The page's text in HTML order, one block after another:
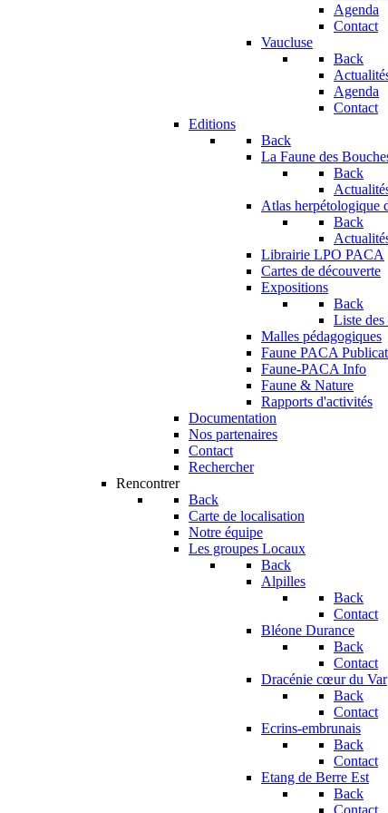
Agenda
Contact
Vaucluse
Back
Agenda
Contact
Editions
Back
La Faune des
Back
Atlas herpétologique
Back
Librairie LPO PACA
Cartes de découverte
Expositions
Back
Liste
Malles pédagogiques
Faune PACA
Faune-PACA Info
Faune & Nature
Rapports d'activités
Documentation
Nos partenaires
Contact
Rechercher
Rencontrer
Back
Carte de localisation
Notre équipe
Les groupes Locaux
Back
Alpilles
Back
Contact
Bléone Durance
Back
Contact
Dracénie cœur du Var
Back
Contact
Ecrins-embrunais
Back
Contact
Etang de Berre Est
Back
Contact